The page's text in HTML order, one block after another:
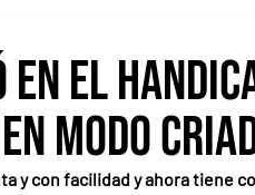
el
modo
y con facilidad y ahora tiene